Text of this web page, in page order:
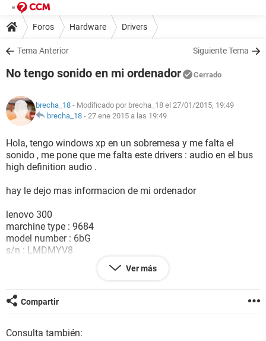
Foros Hardware Drivers
Tema Anterior Siguiente Tema
No tengo sonido en mi ordenador Cerrado
brecha_18 - Modificado por brecha_18 el 27/01/2015, 19:49
brecha_18 - 27 ene 2015 a las 19:49
Hola, tengo windows xp en un sobremesa y me falta el
sonido , me pone que me falta este drivers : audio en el bus
high definition audio .
hay le dejo mas informacion de mi ordenador
lenovo 300
marchine type : 9684
model number : 6bG
s/n : LMDMYV8
es el mismo que este ordenador :
https://support.lenovo.com/fr/en/pagenotfound
me descargado el drivers desde hay pero sigue sin sonido y
Ver más
Compartir
Consulta también: